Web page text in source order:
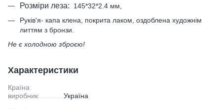
Розміри леза: 145*32*2.4 мм,
Руків'я- капа клена, покрита лаком, оздоблена художнім
литтям з бронзи.
Не є холодною зброєю!
Характеристики
Країна
виробник
Україна